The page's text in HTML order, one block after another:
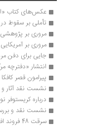
عکس‌های کتاب
تأملی بر سقوط
مروری بر
مروری بر
جایی برای دفن
انتشار «دفترچه
پیرامون قصر
نشست نقد آثار و
درباره
نشست نقد و
سرقت 48 فروند اف 14 ایران توسط خلبانان اسرائیلی | فیلم